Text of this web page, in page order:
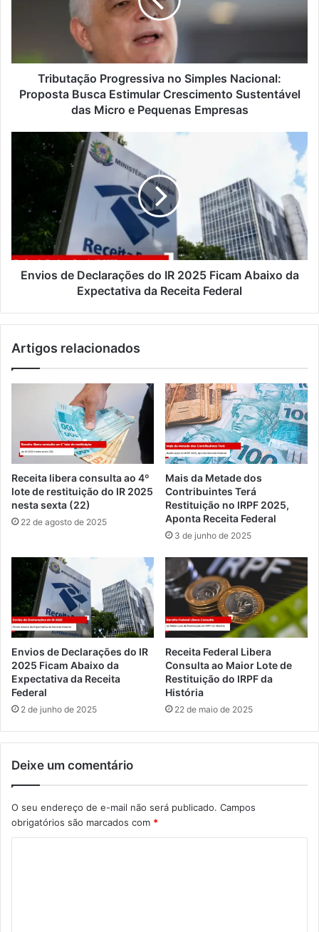
Tributação Progressiva no Simples Nacional:
Proposta Busca Estimular Crescimento Sustentável
das Micro e Pequenas Empresas
Envios de Declarações do IR 2025 Ficam Abaixo da
Expectativa da Receita Federal
Artigos relacionados
Receita libera consulta ao 4º
lote de restituição do IR 2025
nesta sexta (22)
22 de agosto de 2025
Mais da Metade dos
Contribuintes Terá
Restituição no IRPF 2025,
Aponta Receita Federal
3 de junho de 2025
Envios de Declarações do IR
2025 Ficam Abaixo da
Expectativa da Receita
Federal
2 de junho de 2025
Receita Federal Libera
Consulta ao Maior Lote de
Restituição do IRPF da
História
22 de maio de 2025
Deixe um comentário
O seu endereço de e-mail não será publicado. Campos
obrigatórios são marcados com *